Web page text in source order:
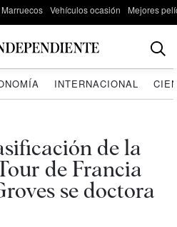
Marruecos Vehículos ocasión Mejores
INTERNACIONAL
de la
de Francia
se doctora